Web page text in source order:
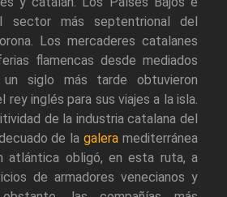
sector más septentrional del
Los mercaderes catalanes
flamencas desde mediados
siglo más tarde obtuvieron
inglés para sus viajes a la isla.
de la industria catalana del
de lagalera mediterránea
atlántica obligó, en esta ruta, a
de armadores venecianos y